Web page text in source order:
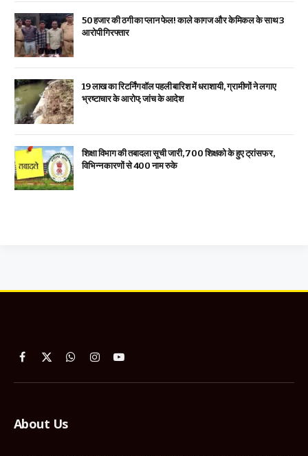
₹50 हजार की ठगी का प्लान फेल! काले कागज और केमिकल के साथ 3
आरोपी गिरफ्तार
19 लाख का रिटर्निंग वॉल पहली बारिश में धराशायी, ग्रामीणों ने लगाए
भ्रष्टाचार के आरोप; जांच के आदेश
शिक्षा विभाग की तबादला सूची जारी, 700 शिक्षको के हुए ट्रांसफर,
विभिन्न कारणों से 400 नाम रुके
Facebook
X
WhatsApp
InstagramYouTube
About Us